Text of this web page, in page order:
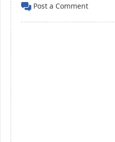
Post a Comment